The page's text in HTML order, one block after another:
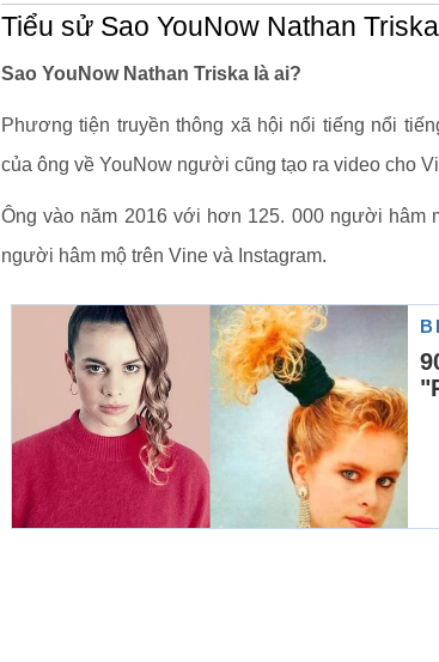
Tiểu sử Sao YouNow Nathan Triska
Sao YouNow Nathan Triska là ai?
Phương tiện truyền thông xã hội nổi tiếng nổi
của ông về YouNow người cũng tạo ra video cho
Ông vào năm 2016 với hơn 125. 000 người hâm
người hâm mộ trên Vine và Instagram.